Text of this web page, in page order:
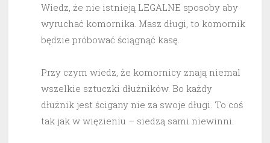
Wiedz, że nie istnieją LEGALNE sposoby aby
wyruchać komornika. Masz długi, to komornik
będzie próbować ściągnąć kasę.
Przy czym wiedz, że komornicy znają niemal
wszelkie sztuczki dłużników. Bo każdy
dłużnik jest ścigany nie za swoje długi. To coś
tak jak w więzieniu – siedzą sami niewinni.